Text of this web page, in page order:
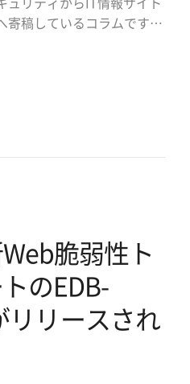
ュリティからIT情報サイト
寄稿しているコラムです。
します。 「ハッカー」
をハッキングしているので
ーネットが普及していなか
脆弱性ト
のEDB-
リリースされ